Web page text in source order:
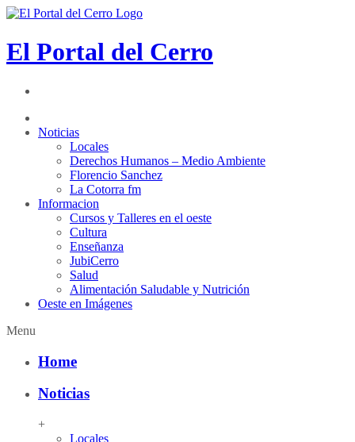
El Portal del Cerro
Noticias
Locales
Derechos Humanos – Medio Ambiente
Florencio Sanchez
La Cotorra fm
Informacion
Cursos y Talleres en el oeste
Cultura
Enseñanza
JubiCerro
Salud
Alimentación Saludable y Nutrición
Oeste en Imágenes
Menu
Home
Noticias
+
Locales